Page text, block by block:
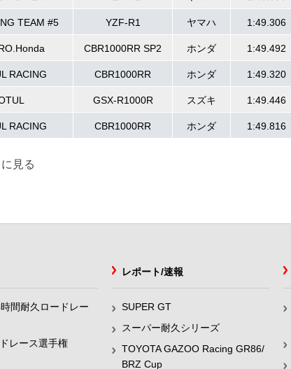
TEAM #5 YZF-R1 ヤマハ 1:49.306
CBR1000RR SP2 ホンダ 1:49.492
RACING CBR1000RR ホンダ 1:49.320
GSX-R1000R スズキ 1:49.446
RACING CBR1000RR ホンダ 1:49.816
見る
間耐久ロードレー
レース選手権
レポート/速報
SUPER GT
スーパー耐久シリーズ
TOYOTA GAZOO Racing GR86/
BRZ Cup